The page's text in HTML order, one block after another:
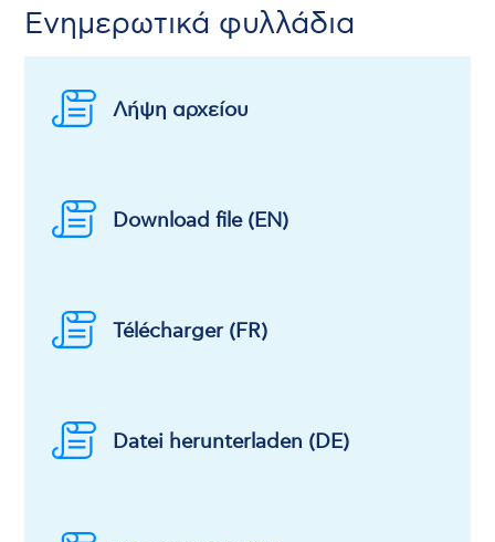
Ενημερωτικά φυλλάδια
Λήψη αρχείου
Download file (EN)
Télécharger (FR)
Datei herunterladen (DE)